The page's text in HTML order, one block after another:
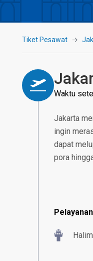
Tiket Pesawat
Waktu
Jakarta
ingin
dapat
pora